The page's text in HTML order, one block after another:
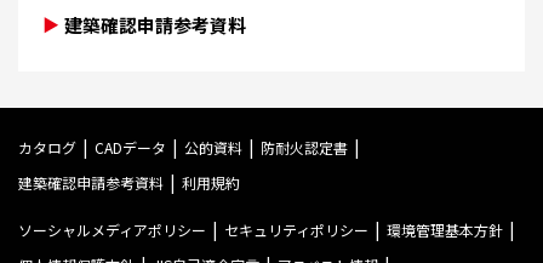
建築確認申請参考資料
カタログ CADデータ 公的資料
防耐火認定書
建築確認申請参考資料
利用規約
ソーシャルメディアポリシー セキュリティポリシー
環境管理基本方針